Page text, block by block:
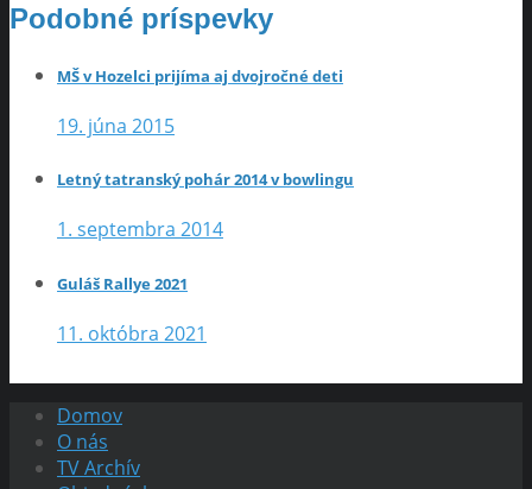
Podobné príspevky
MŠ v Hozelci prijíma aj dvojročné deti
19. júna 2015
Letný tatranský pohár 2014 v bowlingu
1. septembra 2014
Guláš Rallye 2021
11. októbra 2021
Domov
O nás
TV Archív